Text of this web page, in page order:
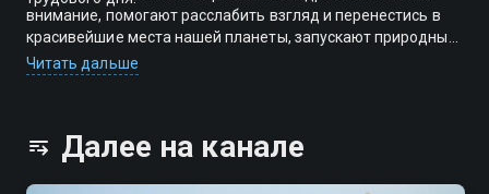
внимание, помогают расслабить взгляд и перенестись в
красивейшие места нашей планеты, запускают природный
механизм самовосстановления. Со «Смотрёшкой» вы
можете смотреть канал Home 4K онлайн и на ТВ, используя
Читать дальше
Далее на канале